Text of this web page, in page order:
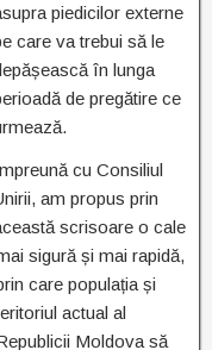
piedicilor externe
care va trebui să le
în lunga
de pregătire ce
cu Consiliul
am propus prin
scrisoare o cale
sigură și mai rapidă,
care populația și
actual al
Moldova să